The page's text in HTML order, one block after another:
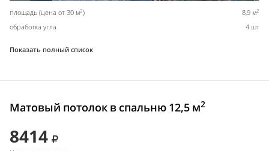
площадь (цена от 30 м2) 8,9 м2
обработка угла 4 шт
Показать полный список
Матовый потолок в спальню 12,5 м2
8414